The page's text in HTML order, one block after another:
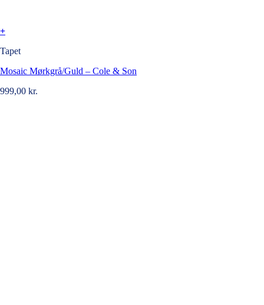
+
Tapet
Mosaic Mørkgrå/Guld – Cole & Son
999,00 kr.